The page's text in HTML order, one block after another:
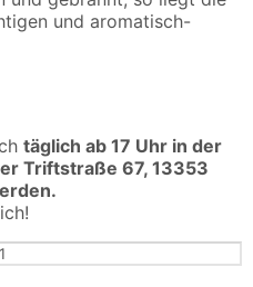
und aromatisch-
täglich ab 17 Uhr in der
Triftstraße 67, 13353